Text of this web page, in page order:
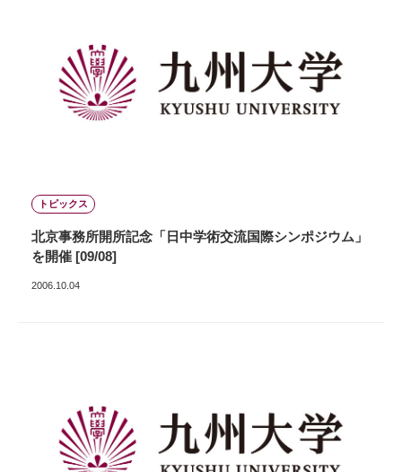
トピックス
北京事務所開所記念「日中学術交流国際シンポジウム」
を開催 [09/08]
2006.10.04